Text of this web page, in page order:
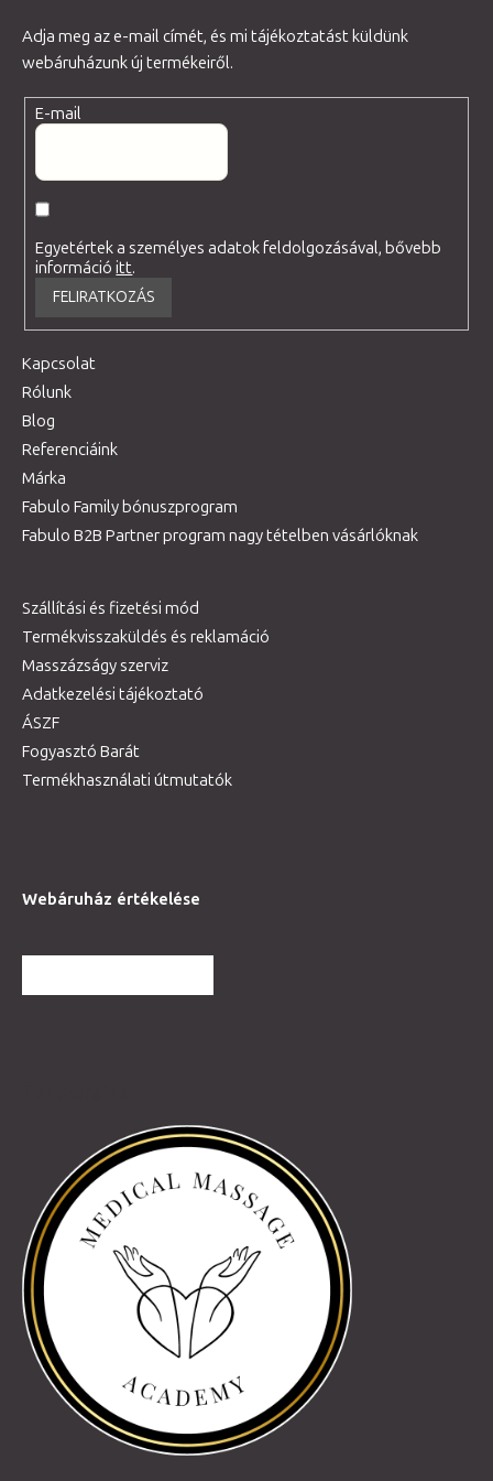
Adja meg az e-mail címét, és mi tájékoztatást küldünk
webáruházunk új termékeiről.
E-mail
Egyetértek a személyes adatok feldolgozásával, bővebb
információitt.
FELIRATKOZÁS
Kapcsolat
Rólunk
Blog
Referenciáink
Márka
Fabulo Family bónuszprogram
Fabulo B2B Partner program nagy tételben vásárlóknak
Szállítási és fizetési mód
Termékvisszaküldés és reklamáció
Masszázságy szerviz
Adatkezelési tájékoztató
ÁSZF
Fogyasztó Barát
Termékhasználati útmutatók
Webáruház értékelése